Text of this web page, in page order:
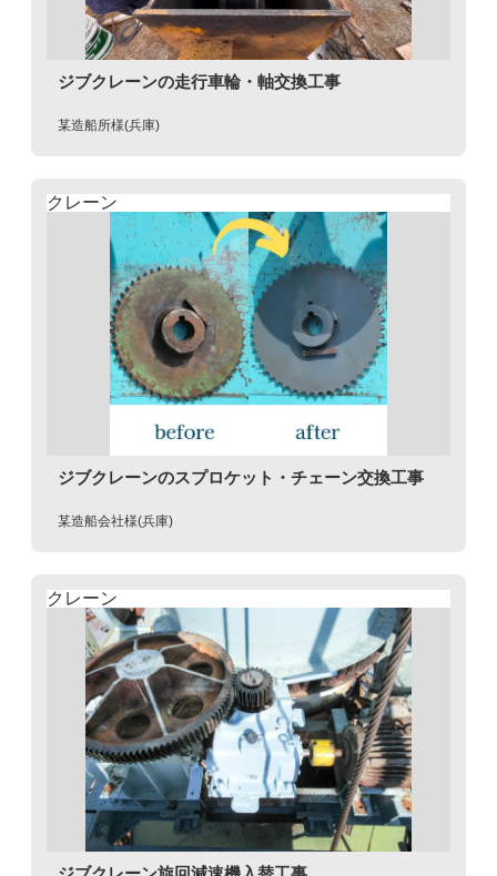
ジブクレーンの走行車輪・軸交換工事
某造船所様(兵庫)
クレーン
ジブクレーンのスプロケット・チェーン交換工事
某造船会社様(兵庫)
クレーン